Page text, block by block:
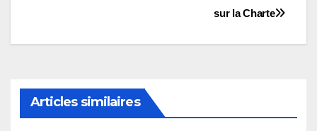
sur la Charte
Articles similaires